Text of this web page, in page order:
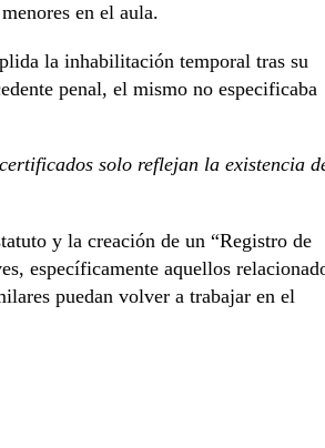
en el aula.
la inhabilitación temporal tras su
penal, el mismo no especificaba
solo reflejan la existencia
y la creación de un “Registro de
específicamente aquellos
puedan volver a trabajar en el